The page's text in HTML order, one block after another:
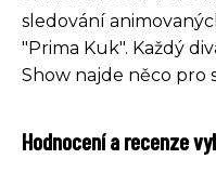
sledování
"Prima Kuk". Každý
Show najde něco pro
Hodnocení a recenze